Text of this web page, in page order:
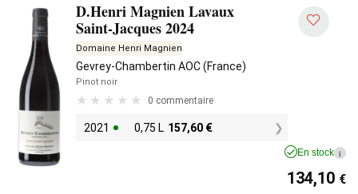
D.Henri Magnien Lavaux
Saint-Jacques 2024
Domaine Henri Magnien
Gevrey-Chambertin AOC (France)
Pinot noir
0 commentaire
2021 0,75 L 157,60 €
En stock i
134,10 €